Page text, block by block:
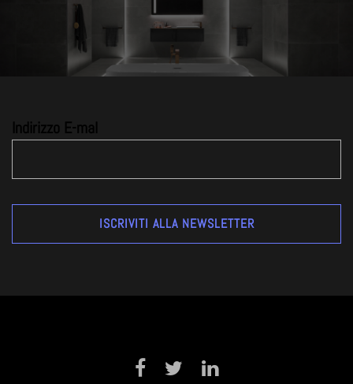
Indirizzo E-mal
Facebook Twitter